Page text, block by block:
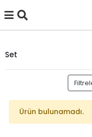
Set
Ürün bulunamadı.